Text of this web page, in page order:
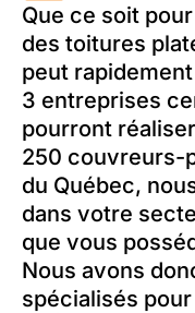
Que ce soit
des toitures
peut
3 entreprises
pourront
250 couvreurs-
du Québec,
dans votre
que vous
Nous avons
spécialisés